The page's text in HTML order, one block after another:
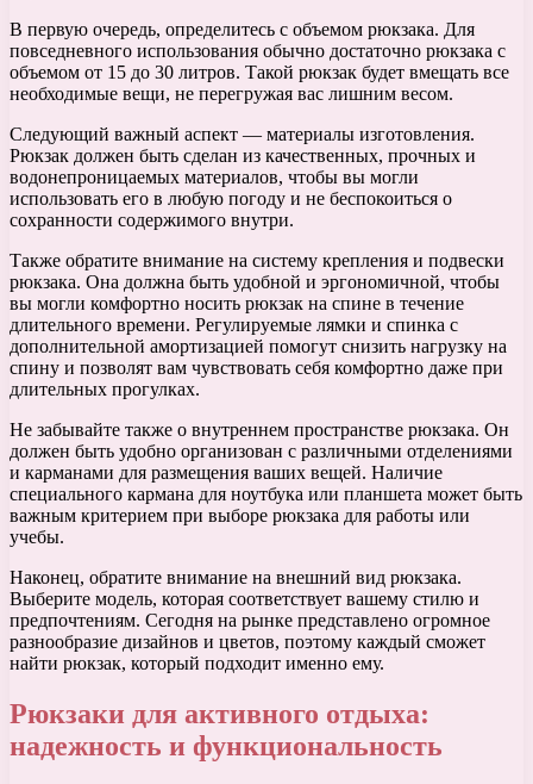
В первую очередь, определитесь с объемом рюкзака. Для
повседневного использования обычно достаточно рюкзака с
объемом от 15 до 30 литров. Такой рюкзак будет вмещать все
необходимые вещи, не перегружая вас лишним весом.
Следующий важный аспект — материалы изготовления.
Рюкзак должен быть сделан из качественных, прочных и
водонепроницаемых материалов, чтобы вы могли
использовать его в любую погоду и не беспокоиться о
сохранности содержимого внутри.
Также обратите внимание на систему крепления и подвески
рюкзака. Она должна быть удобной и эргономичной, чтобы
вы могли комфортно носить рюкзак на спине в течение
длительного времени. Регулируемые лямки и спинка с
дополнительной амортизацией помогут снизить нагрузку на
спину и позволят вам чувствовать себя комфортно даже при
длительных прогулках.
Не забывайте также о внутреннем пространстве рюкзака. Он
должен быть удобно организован с различными отделениями
и карманами для размещения ваших вещей. Наличие
специального кармана для ноутбука или планшета может быть
важным критерием при выборе рюкзака для работы или
учебы.
Наконец, обратите внимание на внешний вид рюкзака.
Выберите модель, которая соответствует вашему стилю и
предпочтениям. Сегодня на рынке представлено огромное
разнообразие дизайнов и цветов, поэтому каждый сможет
найти рюкзак, который подходит именно ему.
Рюкзаки для активного отдыха:
надежность и функциональность